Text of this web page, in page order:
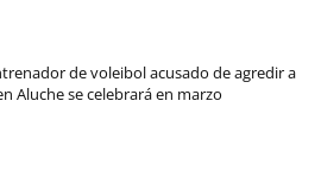
de voleibol acusado de agredir a
Aluche se celebrará en marzo